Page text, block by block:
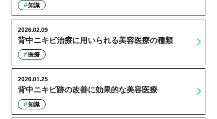
知識
背中ニキビ治療に用いられる美容医療の種類
2026.02.09
医療
背中ニキビ跡の改善に効果的な美容医療
2026.01.25
知識